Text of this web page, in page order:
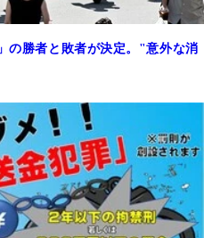
の勝者と敗者が決定。"意外な消